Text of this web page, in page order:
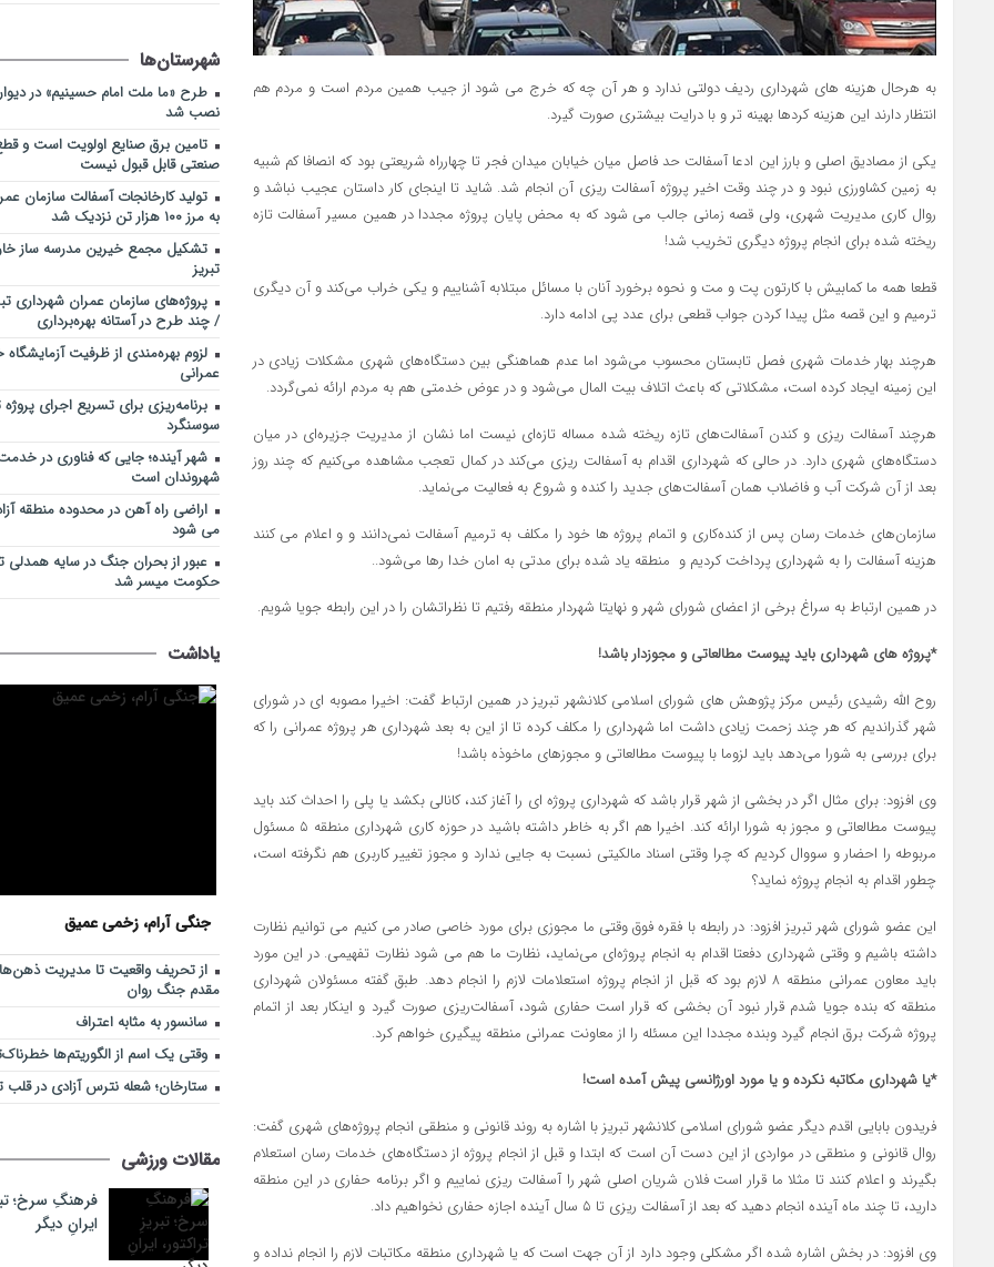
به هرحال هزینه های شهرداری ردیف دولتی ندارد و هر آن چه که خرج می شود از جیب همین مردم است و مردم هم
انتظار دارند این هزینه کردها بهینه تر و با درایت بیشتری صورت گیرد.
یکی از مصادیق اصلی و بارز این ادعا آسفالت حد فاصل میان خیابان میدان فجر تا چهارراه شریعتی بود که انصافا کم شبیه
به زمین کشاورزی نبود و در چند وقت اخیر پروژه آسفالت ریزی آن انجام شد. شاید تا اینجای کار داستان عجیب نباشد و
روال کاری مدیریت شهری، ولی قصه زمانی جالب می شود که به محض پایان پروژه مجددا در همین مسیر آسفالت تازه
ریخته شده برای انجام پروژه دیگری تخریب شد!
قطعا همه ما کمابیش با کارتون پت و مت و نحوه برخورد آنان با مسائل مبتلابه آشناییم و یکی خراب می‌کند و آن دیگری
ترمیم و این قصه مثل پیدا کردن جواب قطعی برای عدد پی ادامه دارد.
هرچند بهار خدمات شهری فصل تابستان محسوب می‌شود اما عدم هماهنگی بین دستگاه‌های شهری مشکلات زیادی در
این زمینه ایجاد کرده است، مشکلاتی که باعث اتلاف بیت المال می‌شود و در عوض خدمتی هم به مردم ارائه نمی‌گردد.
هرچند آسفالت ریزی و کندن آسفالت‌های تازه ریخته شده مساله تازه‌ای نیست اما نشان از مدیریت جزیره‌ای در میان
دستگاه‌های شهری دارد. در حالی که شهرداری اقدام به آسفالت ریزی می‌کند در کمال تعجب مشاهده می‌کنیم که چند روز
بعد از آن شرکت آب و فاضلاب همان آسفالت‌های جدید را کنده و شروع به فعالیت می‌نماید.
سازمان‌های خدمات رسان پس از کنده‌‎کاری و اتمام پروژه ها خود را مکلف به ترمیم آسفالت نمی‌دانند و و اعلام می کنند
هزینه آسفالت را به شهرداری پرداخت کردیم و منطقه یاد شده برای مدتی به امان خدا رها می‌شود..
در همین ارتباط به سراغ برخی از اعضای شورای شهر و نهایتا شهردار منطقه رفتیم تا نظراتشان را در این رابطه جویا شویم.
*پروژه های شهرداری باید پیوست مطالعاتی و مجوزدار باشد!
روح الله رشیدی رئیس مرکز پژوهش های شورای اسلامی کلانشهر تبریز در همین ارتباط گفت: اخیرا مصوبه ای در شورای
شهر گذراندیم که هر چند زحمت زیادی داشت اما شهرداری را مکلف کرده تا از این به بعد شهرداری هر پروژه عمرانی را که
برای بررسی به شورا می‌دهد باید لزوما با پیوست مطالعاتی و مجوزهای ماخوذه باشد!
وی افزود: برای مثال اگر در بخشی از شهر قرار باشد که شهرداری پروژه ای را آغاز کند، کانالی بکشد یا پلی را احداث کند باید
پیوست مطالعاتی و مجوز به شورا ارائه کند. اخیرا هم اگر به خاطر داشته باشید در حوزه کاری شهرداری منطقه ۵ مسئول
مربوطه را احضار و سووال کردیم که چرا وقتی اسناد مالکیتی نسبت به جایی ندارد و مجوز تغییر کاربری هم نگرفته است،
چطور اقدام به انجام پروژه نماید؟
این عضو شورای شهر تبریز افزود: در رابطه با فقره فوق وقتی ما مجوزی برای مورد خاصی صادر می کنیم می توانیم نظارت
داشته باشیم و وقتی شهرداری دفعتا اقدام به انجام پروژه‌ای می‌نماید، نظارت ما هم می شود نظارت تفهیمی. در این مورد
باید معاون عمرانی منطقه ۸ لازم بود که قبل از انجام پروژه استعلامات لازم را انجام دهد. طبق گفته مسئولان شهرداری
منطقه که بنده جویا شدم قرار نبود آن بخشی که قرار است حفاری شود، آسفالت‌ریزی صورت گیرد و اینکار بعد از اتمام
پروژه شرکت برق انجام گیرد وبنده مجددا این مسئله را از معاونت عمرانی منطقه پیگیری خواهم کرد.
*یا شهرداری مکاتبه نکرده و یا مورد اورژانسی پیش آمده است!
فریدون بابایی اقدم دیگر عضو شورای اسلامی کلانشهر تبریز با اشاره به روند قانونی و منطقی انجام پروژه‌های شهری گفت:
روال قانونی و منطقی در مواردی از این دست آن است که ابتدا و قبل از انجام پروژه از دستگاه‌های خدمات رسان استعلام
بگیرند و اعلام کنند تا مثلا ما قرار است فلان شریان اصلی شهر را آسفالت ریزی نماییم و اگر برنامه حفاری در این منطقه
دارید، تا چند ماه آینده انجام دهید که بعد از آسفالت ریزی تا ۵ سال آینده اجازه حفاری نخواهیم داد.
وی افزود: در بخش اشاره شده اگر مشکلی وجود دارد از آن جهت است که یا شهرداری منطقه مکاتبات لازم را انجام نداده و
شهرستان‌ها
طرح «ما ملت امام حسینیم» در
نصب شد
تامین برق صنایع اولویت است و
صنعتی قابل قبول نیست
تولید کارخانجات آسفالت سازمان
به مرز ۱۰۰ هزار تن نزدیک شد
تشکیل مجمع خیرین مدرسه ‌ساز
تبریز
پروژه‌های سازمان عمران شهرداری
/ چند طرح در آستانه بهره‌برداری
لزوم بهره‌مندی از ظرفیت
عمرانی
برنامه‌ریزی برای تسریع اجرای
سوسنگرد
شهر آینده؛ جایی که فناوری در
شهروندان است
اراضی راه آهن در محدوده منطقه
می شود
عبور از بحران جنگ در سایه همدلی
حکومت میسر شد
یاداشت
جنگی آرام، زخمی عمیق
از تحریف واقعیت تا مدیریت
مقدم جنگ روان
سانسور به مثابه اعتراف
وقتی یک اسم از الگوریتم‌ها
ستارخان؛ شعله نترس آزادی در قلب
مقالات ورزشی
فرهنگِ سرخ؛
ایرانِ دیگر